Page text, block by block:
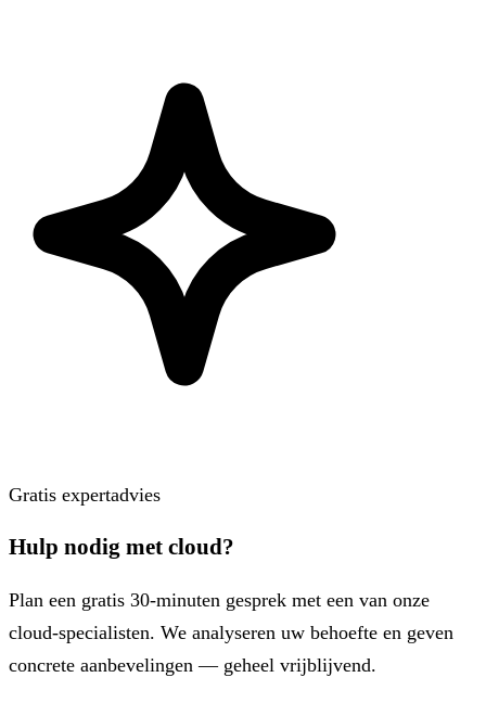
Gratis expertadvies
Hulp nodig met cloud?
Plan een gratis 30-minuten gesprek met een van onze
cloud-specialisten. We analyseren uw behoefte en geven
concrete aanbevelingen — geheel vrijblijvend.